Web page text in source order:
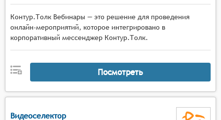
Контур.Толк Вебинары — это решение для проведения
онлайн-мероприятий, которое интегрировано в
корпоративный мессенджер Контур.Толк.
Посмотреть
Видеоселектор